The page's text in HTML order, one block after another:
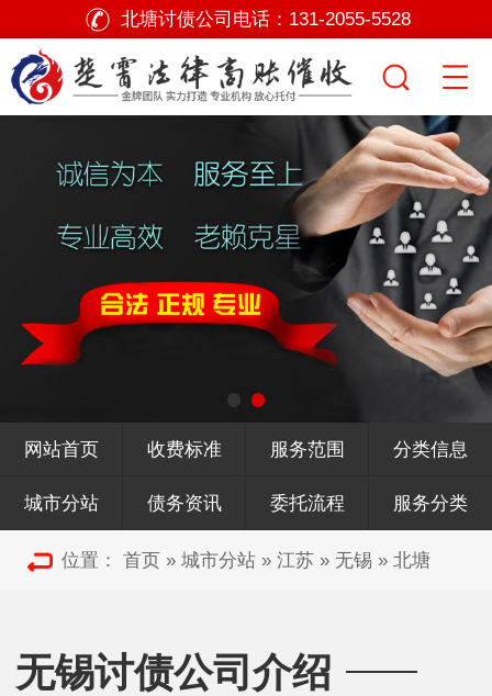
北塘讨债公司电话： 131-2055-5528
网站首页 收费标准 服务范围 分类信息
城市分站 债务资讯 委托流程 服务分类
位置： 首页 » 城市分站 » 江苏 » 无锡 » 北塘
无锡讨债公司介绍